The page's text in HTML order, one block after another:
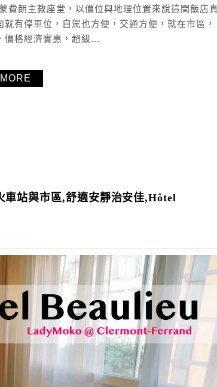
費朗主教座堂，以價位與地理位置來說這間飯店
有停車位，自駕也方便，交通方便，就在市區，
價格經濟實惠，超級...
車站與市區,舒適安靜治安佳,Hôtel